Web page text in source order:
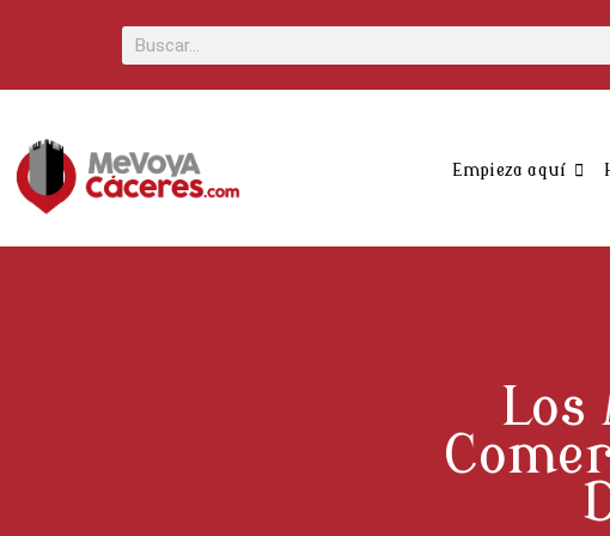
Buscar
Empieza aquí
Los
Scroll